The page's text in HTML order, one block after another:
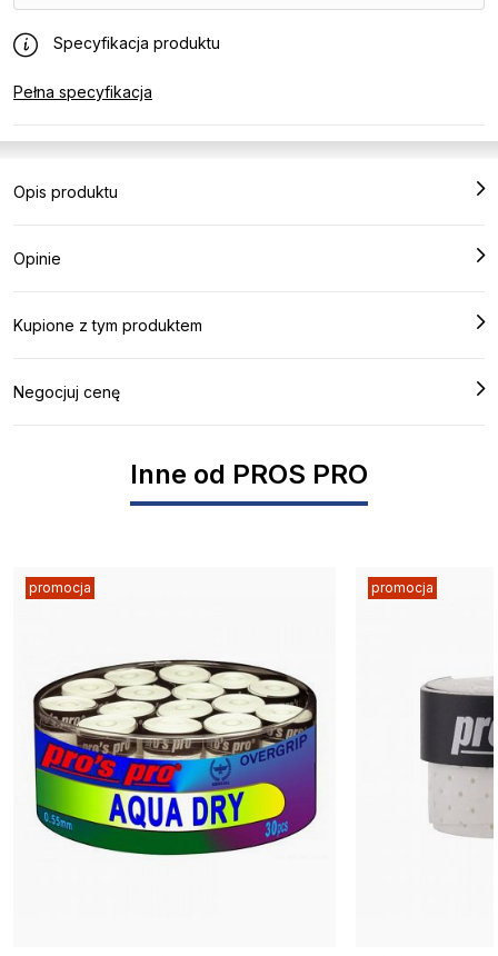
Specyfikacja produktu
Pełna specyfikacja
Opis produktu
Opinie
Kupione z tym produktem
Negocjuj cenę
Inne od PROS PRO
promocja promocja